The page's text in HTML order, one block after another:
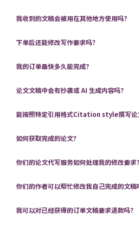
我收到的文稿会被用在其他地方使用吗？
下单后还能修改写作要求吗？
我的订单最快多久能完成？
论文文稿中会有抄袭或 AI 生成内容吗？
能按照特定引用格式Citation style撰写论
如何获取完成的论文？
你们的论文代写服务如何处理我的修改要求？
你们的作者可以帮忙修改我自己完成的文稿
我可以对已经获得的订单文稿要求退款吗？